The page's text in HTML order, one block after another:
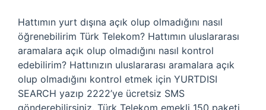
Hattımın yurt dışına açık olup olmadığını nasıl
öğrenebilirim Türk Telekom? Hattımın uluslararası
aramalara açık olup olmadığını nasıl kontrol
edebilirim? Hattınızın uluslararası aramalara açık
olup olmadığını kontrol etmek için YURTDISI
SEARCH yazıp 2222’ye ücretsiz SMS
gönderebilirsiniz. Türk Telekom emekli 150 paketi